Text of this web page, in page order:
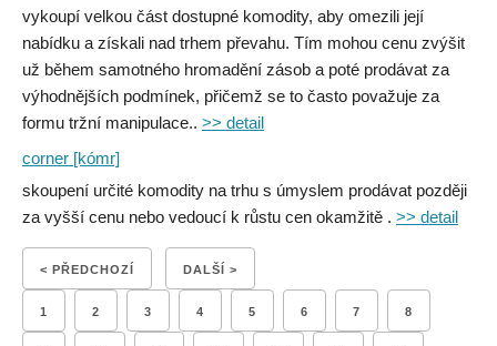
vykoupí velkou část dostupné komodity, aby omezili její
nabídku a získali nad trhem převahu. Tím mohou cenu zvýšit
už během samotného hromadění zásob a poté prodávat za
výhodnějších podmínek, přičemž se to často považuje za
formu tržní manipulace.. >> detail
corner [kómr]
skoupení určité komodity na trhu s úmyslem prodávat později
za vyšší cenu nebo vedoucí k růstu cen okamžitě . >> detail
< PŘEDCHOZÍ DALŠÍ >
1 2 3 4 5 6 7 8